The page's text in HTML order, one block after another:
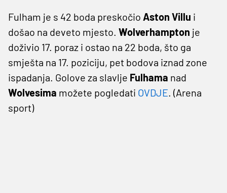
Fulham je s 42 boda preskočio Aston Villu i
došao na deveto mjesto. Wolverhampton je
doživio 17. poraz i ostao na 22 boda, što ga
smješta na 17. poziciju, pet bodova iznad zone
ispadanja. Golove za slavlje Fulhama nad
Wolvesima možete pogledati OVDJE. (Arena
sport)